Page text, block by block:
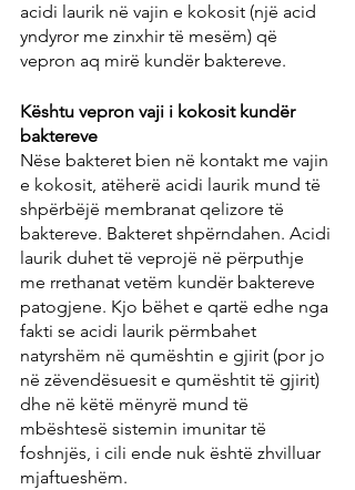
acidi laurik në vajin e kokosit (një acid
yndyror me zinxhir të mesëm) që
vepron aq mirë kundër baktereve.
Kështu vepron vaji i kokosit kundër
baktereve
Nëse bakteret bien në kontakt me vajin
e kokosit, atëherë acidi laurik mund të
shpërbëjë membranat qelizore të
baktereve. Bakteret shpërndahen. Acidi
laurik duhet të veprojë në përputhje
me rrethanat vetëm kundër baktereve
patogjene. Kjo bëhet e qartë edhe nga
fakti se acidi laurik përmbahet
natyrshëm në qumështin e gjirit (por jo
në zëvendësuesit e qumështit të gjirit)
dhe në këtë mënyrë mund të
mbështesë sistemin imunitar të
foshnjës, i cili ende nuk është zhvilluar
mjaftueshëm.